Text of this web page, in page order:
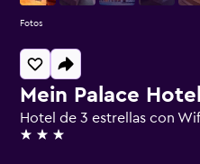
Mein Palace Hotel
Hotel de 3 estrellas con
3 estrellas
Fotos